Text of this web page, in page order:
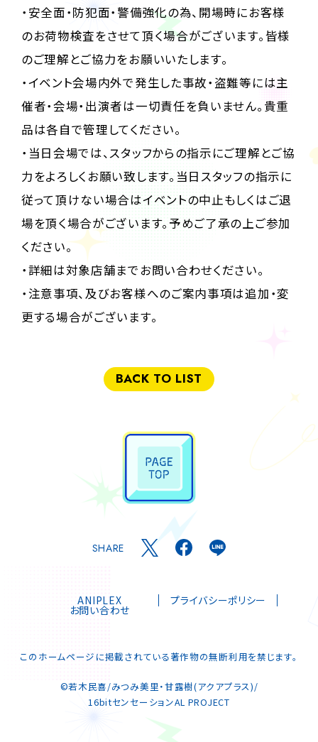
・安全面・防犯面・警備強化の為、開場時にお客様
のお荷物検査をさせて頂く場合がございます。皆様
のご理解とご協力をお願いいたします。
・イベント会場内外で発生した事故・盗難等には主
催者・会場・出演者は一切責任を負いません。貴重
品は各自で管理してください。
・当日会場では、スタッフからの指示にご理解とご協
力をよろしくお願い致します。当日スタッフの指示に
従って頂けない場合はイベントの中止もしくはご退
場を頂く場合がございます。予めご了承の上ご参加
ください。
・詳細は対象店舗までお問い合わせください。
・注意事項、及びお客様へのご案内事項は追加・変
更する場合がございます。
BACK TO LIST
SHARE
ANIPLEX プライバシーポリシー
お問い合わせ
このホームページに掲載されている著作物の無断利用を禁じます。
©若木民喜/みつみ美里・甘露樹(アクアプラス)/
16bitセンセーションAL PROJECT